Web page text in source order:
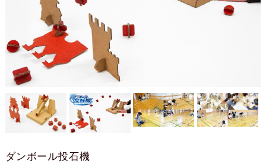
ダンボール投石機